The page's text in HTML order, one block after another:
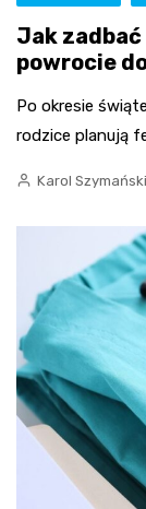
Jak
powrocie
Po okresie
rodzice planują
Karol Szymański